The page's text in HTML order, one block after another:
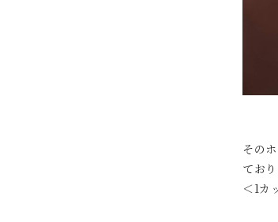
その
てお
＜1カ